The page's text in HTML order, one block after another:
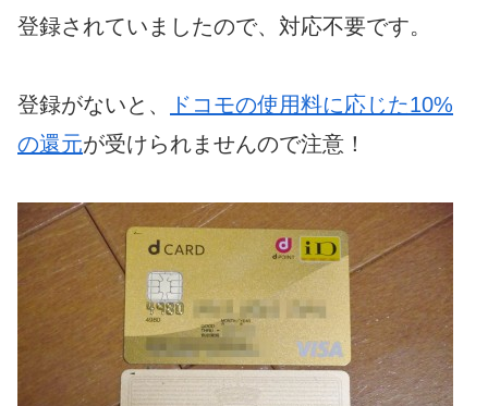
登録されていましたので、対応不要です。
登録がないと、
ドコモの使用料に応じた10%
の還元が受けられませんので注意！